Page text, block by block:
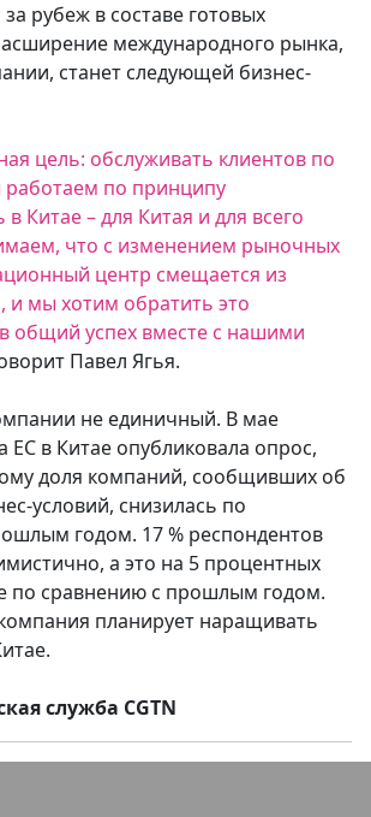
рубеж в составе готовых
международного рынка,
станет следующей бизнес-
цель: обслуживать клиентов по
по принципу
Китае – для Китая и для всего
что с изменением рыночных
центр смещается из
и мы хотим обратить это
общий успех вместе с нашими
Павел Ягья.
не единичный. В мае
ЕС в Китае опубликовала опрос,
доля компаний, сообщивших об
условий, снизилась по
годом. 17 % респондентов
а это на 5 процентных
по сравнению с прошлым годом.
планирует наращивать
служба CGTN